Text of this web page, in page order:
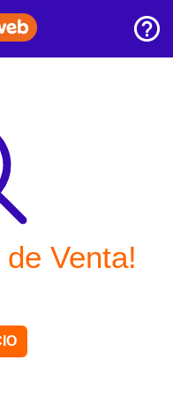
Venta!